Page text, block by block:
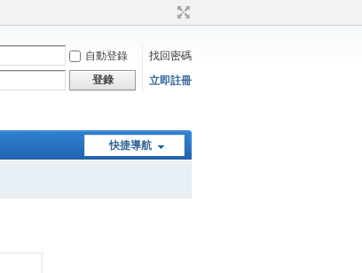
自動登錄
找回密碼
登錄 立即註冊
快捷導航